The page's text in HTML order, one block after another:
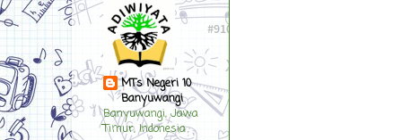
MTs Negeri 10
Banyuwangi
Banyuwangi, Jawa
Timur, Indonesia